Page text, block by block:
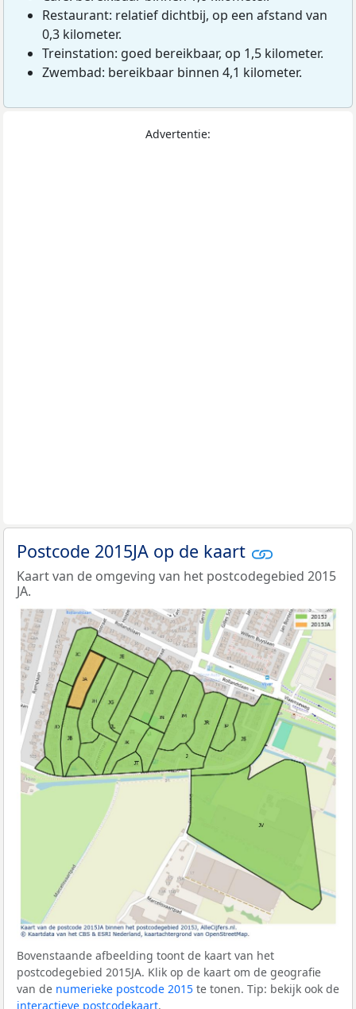
Restaurant: relatief dichtbij, op een afstand van
0,3 kilometer.
Treinstation: goed bereikbaar, op 1,5 kilometer.
Zwembad: bereikbaar binnen 4,1 kilometer.
Advertentie:
Postcode 2015JA op de kaart
Kaart van de omgeving van het postcodegebied 2015
JA.
Bovenstaande afbeelding toont de kaart van het
postcodegebied 2015JA. Klik op de kaart om de geografie
van de numerieke postcode 2015 te tonen. Tip: bekijk ook de
interactieve postcodekaart.